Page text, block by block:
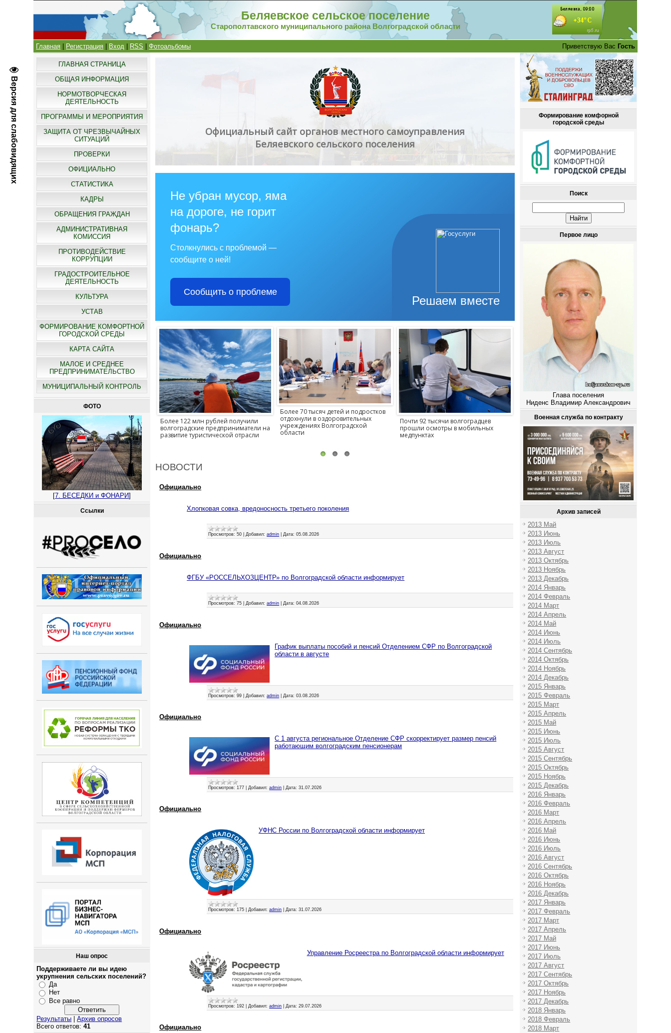
Версия для слабовидящих
Беляевское сельское поселение
Старополтавского муниципального района Волгоградской области
Главная Регистрация Вход RSS |Фотоальбомы Приветствую Вас Гость
ГЛАВНАЯ СТРАНИЦА
ОБЩАЯ ИНФОРМАЦИЯ
НОРМОТВОРЧЕСКАЯ
ДЕЯТЕЛЬНОСТЬ
ПРОГРАММЫ И МЕРОПРИЯТИЯ
ЗАЩИТА ОТ ЧРЕЗВЫЧАЙНЫХ
СИТУАЦИЙ
ПРОВЕРКИ
ОФИЦИАЛЬНО
СТАТИСТИКА
КАДРЫ
ОБРАЩЕНИЯ ГРАЖДАН
АДМИНИСТРАТИВНАЯ
КОМИССИЯ
ПРОТИВОДЕЙСТВИЕ
КОРРУПЦИИ
ГРАДОСТРОИТЕЛЬНОЕ
ДЕЯТЕЛЬНОСТЬ
КУЛЬТУРА
УСТАВ
ФОРМИРОВАНИЕ КОМФОРТНОЙ
ГОРОДСКОЙ СРЕДЫ
КАРТА САЙТА
МАЛОЕ И СРЕДНЕЕ
ПРЕДПРИНИМАТЕЛЬСТВО
МУНИЦИПАЛЬНЫЙ КОНТРОЛЬ
ФОТО
[7. БЕСЕДКИ и ФОНАРИ]
Ссылки
Наш опрос
Поддерживаете ли вы идею
укрупнения сельских поселений?
Да
Нет
Все равно
Результаты |Архив опросов
Всего ответов:41
Официальный сайт органов местного самоуправления
Беляевского сельского поселения
Решаем вместе
Не убран мусор, яма
на дороге, не горит
фонарь?
Столкнулись с проблемой —
сообщите о ней!
Сообщить о проблеме
В волгоградском регионе
продолжается расчистка реки
Медведицы
Более 122 млн рублей получили
волгоградские предприниматели на
развитие туристической отрасли
Более 70 тысяч детей и подростков
отдохнули в оздоровительных
учреждениях Волгоградской
области
Почти 92 тысячи волгоградцев
прошли осмотры в мобильных
медпунктах
Еще 215 млн рублей получила
Волгоградская область на
программу расселения аварийного
жилья
НОВОСТИ
Официально
Хлопковая совка, вредоносность третьего поколения
Просмотров: 50 |Добавил: admin |Дата: 05.08.2026
Официально
ФГБУ «РОССЕЛЬХОЗЦЕНТР» по Волгоградской области информирует
Просмотров: 75 |Добавил: admin |Дата: 04.08.2026
Официально
График выплаты пособий и пенсий Отделением СФР по Волгоградской
области в августе
Просмотров: 99 Добавил: admin Дата: 03.08.2026
Официально
С 1 августа региональное Отделение СФР скорректирует размер пенсий
работающим волгоградским пенсионерам
Просмотров: 177 Добавил: admin Дата: 31.07.2026
Официально
УФНС России по Волгоградской области информирует
Просмотров: 175 |Добавил: admin |Дата: 31.07.2026
Официально
Управление Росреестра по Волгоградской области информирует
Просмотров: 192 Добавил: admin Дата: 29.07.2026
Официально
Формирование комфорной
городской среды
Поиск
Первое лицо
Глава поселения
Ниденс Владимир Александрович
Военная служба по контракту
Архив записей
2013 Май
2013 Июнь
2013 Июль
2013 Август
2013 Октябрь
2013 Ноябрь
2013 Декабрь
2014 Январь
2014 Февраль
2014 Март
2014 Апрель
2014 Май
2014 Июнь
2014 Июль
2014 Сентябрь
2014 Октябрь
2014 Ноябрь
2014 Декабрь
2015 Январь
2015 Февраль
2015 Март
2015 Апрель
2015 Май
2015 Июнь
2015 Июль
2015 Август
2015 Сентябрь
2015 Октябрь
2015 Ноябрь
2015 Декабрь
2016 Январь
2016 Февраль
2016 Март
2016 Апрель
2016 Май
2016 Июнь
2016 Июль
2016 Август
2016 Сентябрь
2016 Октябрь
2016 Ноябрь
2016 Декабрь
2017 Январь
2017 Февраль
2017 Март
2017 Апрель
2017 Май
2017 Июнь
2017 Июль
2017 Август
2017 Сентябрь
2017 Октябрь
2017 Ноябрь
2017 Декабрь
2018 Январь
2018 Февраль
2018 Март